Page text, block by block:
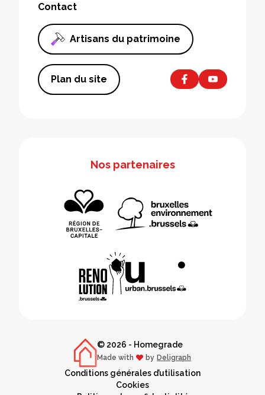
Contact
Artisans du patrimoine
Plan du site
Nos partenaires
© 2026 - Homegrade
Made with love
by Deligraph
Conditions générales d’utilisation
Cookies